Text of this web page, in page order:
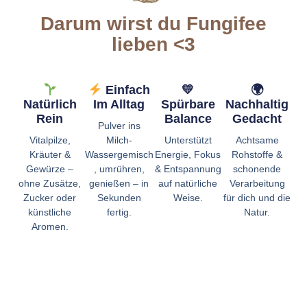
Darum wirst du Fungifee
lieben <3
Natürlich
Rein
Vitalpilze,
Kräuter &
Gewürze –
ohne Zusätze,
Zucker oder
künstliche
Aromen.
Einfach
Im Alltag
Pulver ins
Milch-
Wassergemisch
, umrühren,
genießen – in
Sekunden
fertig.
💛
Spürbare
Balance
Unterstützt
Energie, Fokus
& Entspannung
auf natürliche
Weise.
🌍
Nachhaltig
Gedacht
Achtsame
Rohstoffe &
schonende
Verarbeitung
für dich und die
Natur.